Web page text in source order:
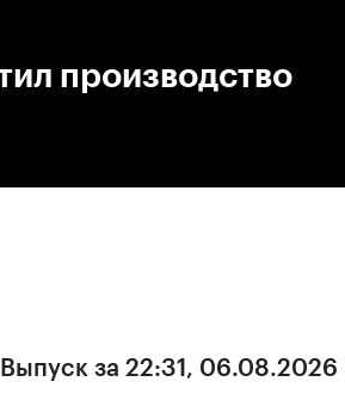
производство
за 22:31, 06.08.2026